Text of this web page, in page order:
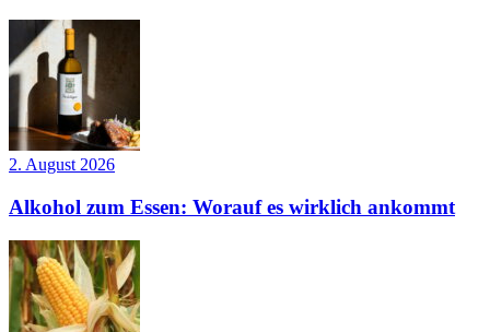
2. August 2026
Alkohol zum Essen: Worauf es wirklich ankommt